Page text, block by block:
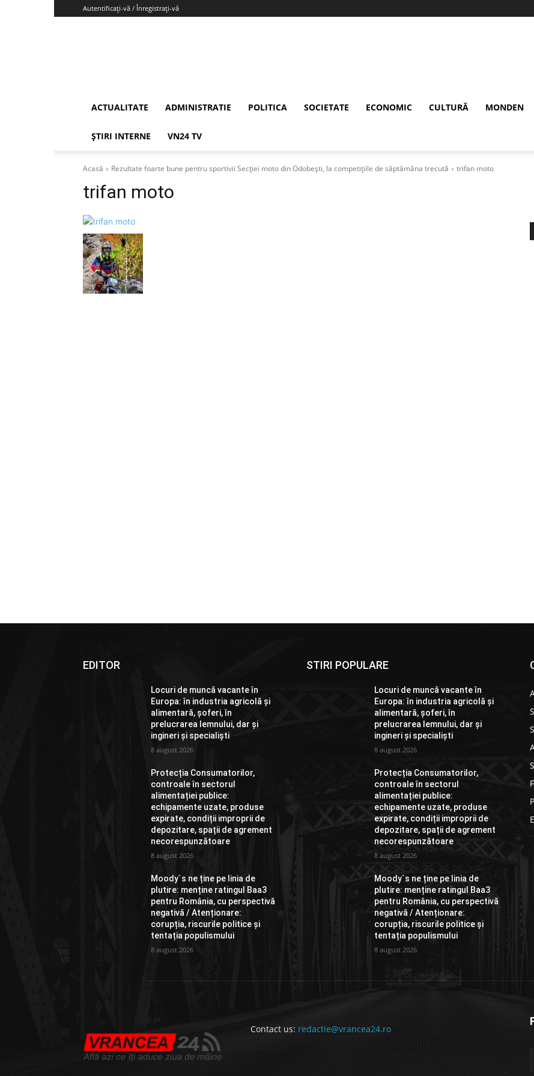
Autentificați-vă / Înregistrați-vă
ACTUALITATE ADMINISTRATIE POLITICA SOCIETATE ECONOMIC CULTURĂ MONDEN
ȘTIRI INTERNE VN24 TV
Acasă Rezultate foarte bune pentru sportivii Secției moto din Odobești, la competițiile de săptămâna trecută trifan moto
trifan moto
EDITOR
Locuri de muncă vacante în
Europa: în industria agricolă și
alimentară, șoferi, în
prelucrarea lemnului, dar și
ingineri și specialiști
8 august 2026
Protecția Consumatorilor,
controale în sectorul
alimentației publice:
echipamente uzate, produse
expirate, condiții improprii de
depozitare, spații de agrement
necorespunzătoare
8 august 2026
Moody`s ne ține pe linia de
plutire: menține ratingul Baa3
pentru România, cu perspectivă
negativă / Atenționare:
corupția, riscurile politice și
tentația populismului
8 august 2026
STIRI POPULARE
Locuri de muncă vacante în
Europa: în industria agricolă și
alimentară, șoferi, în
prelucrarea lemnului, dar și
ingineri și specialiști
8 august 2026
Protecția Consumatorilor,
controale în sectorul
alimentației publice:
echipamente uzate, produse
expirate, condiții improprii de
depozitare, spații de agrement
necorespunzătoare
8 august 2026
Moody`s ne ține pe linia de
plutire: menține ratingul Baa3
pentru România, cu perspectivă
negativă / Atenționare:
corupția, riscurile politice și
tentația populismului
8 august 2026
Contact us: redactie@vrancea24.ro